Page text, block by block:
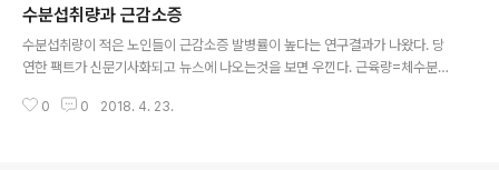
수분섭취량과 근감소증
수분섭취량이 적은 노인들이 근감소증 발병률이 높다는 연구결과가 나왔다. 당
연한 팩트가 신문기사화되고 뉴스에 나오는것을 보면 우낀다. 근육량=체수분량
9이하 여자는 5.27이하 노인들은 평소에 이것저것 가리..
0 0 2018. 4. 23.